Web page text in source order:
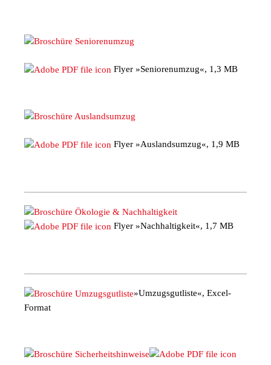
Flyer »Seniorenumzug«, 1,3 MB
Flyer »Auslandsumzug«, 1,9 MB
Flyer »Nachhaltigkeit«, 1,7 MB
»Umzugsgutliste«, Excel-
Format